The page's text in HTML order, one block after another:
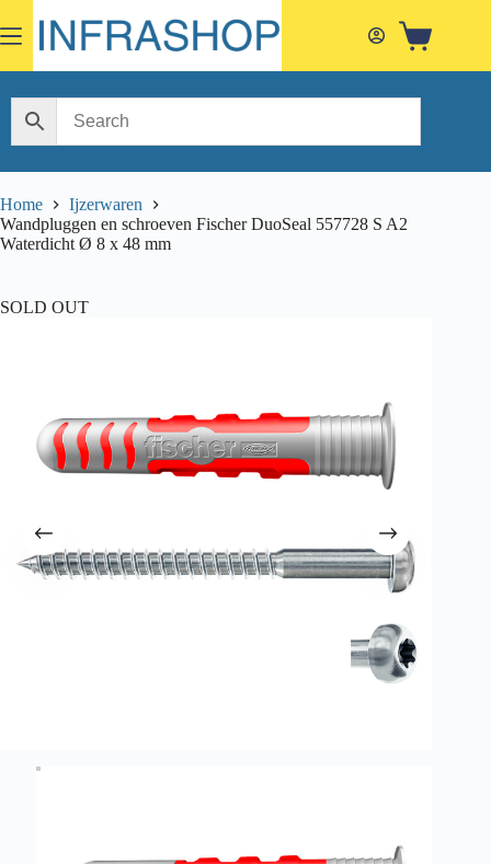
to
content
Shopping
Home
Ijzerwaren
Wandpluggen en schroeven Fischer DuoSeal 557728 S A2
Waterdicht Ø 8 x 48 mm
SOLD OUT